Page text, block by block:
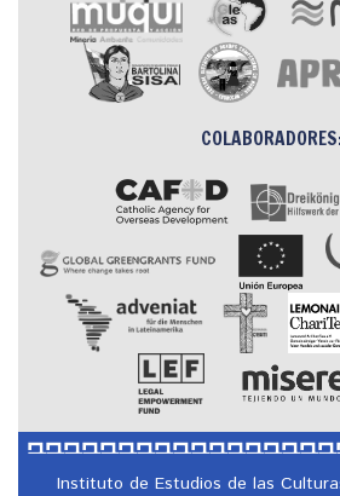
Instituto de Estudios de las